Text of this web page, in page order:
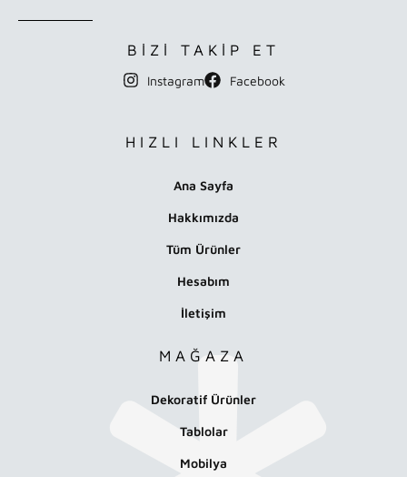
BİZİ TAKİP ET
Instagram Facebook
HIZLI LINKLER
Ana Sayfa
Hakkımızda
Tüm Ürünler
Hesabım
İletişim
MAĞAZA
Dekoratif Ürünler
Tablolar
Mobilya